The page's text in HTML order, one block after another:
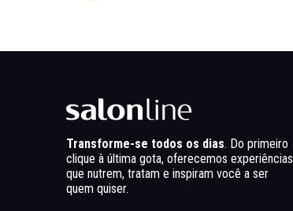
Transforme-se todos os dias. Do primeiro
clique à última gota, oferecemos experiências
que nutrem, tratam e inspiram você a ser
quem quiser.